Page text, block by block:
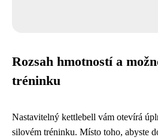
Rozsah hmotností a
tréninku
Nastavitelný kettlebell vám otevírá
silovém tréninku. Místo toho, abyste